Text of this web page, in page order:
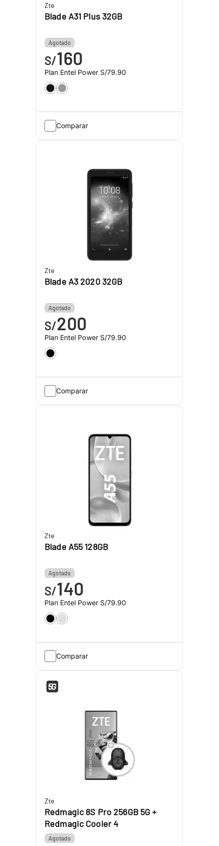
Zte
Blade A31 Plus 32GB
Agotado
S/160
Plan Entel Power S/79.90
Comparar
Zte
Blade A3 2020 32GB
Agotado
S/200
Plan Entel Power S/79.90
Comparar
Zte
Blade A55 128GB
Agotado
S/140
Plan Entel Power S/79.90
Comparar
Zte
Redmagic 8S Pro 256GB 5G +
Redmagic Cooler 4
Agotado